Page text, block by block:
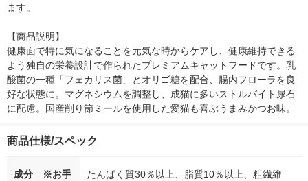
ます。
【商品説明】
健康面で特に気になることを元気な時からケアし、健康維持できる
よう独自の栄養設計で作られたプレミアムキャットフードです。乳
酸菌の一種「フェカリス菌」とオリゴ糖を配合、腸内フローラを良
好な状態に。マグネシウムを調整し、成猫に多いストルバイト尿石
に配慮。国産削り節ミールを使用した愛猫も喜ぶうまみかつお味。
商品仕様/スペック
成分 ※お手
たんぱく質30％以上、脂質10％以上、粗繊維